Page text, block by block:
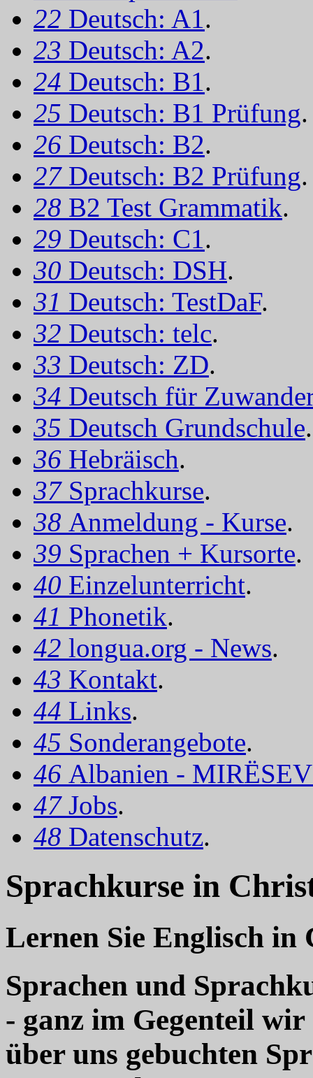
22 Deutsch: A1.
23 Deutsch: A2.
24 Deutsch: B1.
25 Deutsch: B1 Prüfung.
26 Deutsch: B2.
27 Deutsch: B2 Prüfung.
28 B2 Test Grammatik.
29 Deutsch: C1.
30 Deutsch: DSH.
31 Deutsch: TestDaF.
32 Deutsch: telc.
33 Deutsch: ZD.
34 Deutsch für
35 Deutsch Grundschule.
36 Hebräisch.
37 Sprachkurse.
38 Anmeldung - Kurse.
39 Sprachen + Kursorte.
40 Einzelunterricht.
41 Phonetik.
42 longua.org - News.
43 Kontakt.
44 Links.
45 Sonderangebote.
46 Albanien -
47 Jobs.
48 Datenschutz.
Sprachkurse in
Lernen Sie Englisch in
Sprachen und
- ganz im Gegenteil
über uns gebuchten